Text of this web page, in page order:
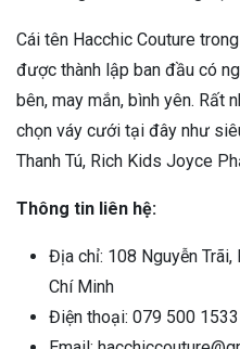
Cái tên Hacchic Couture
được thành lập ban đầu có
bên, may mắn, bình yên. Rất
chọn váy cưới tại đây như
Thanh Tú, Rich Kids Joyce
Thông tin liên hệ:
Địa chỉ: 108 Nguyễn Trãi,
Chí Minh
Điện thoại: 079 500 1533